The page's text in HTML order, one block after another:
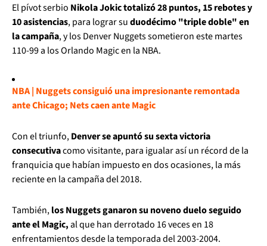
El pívot serbio Nikola Jokic totalizó 28 puntos, 15 rebotes y
10 asistencias, para lograr suduodécimo "triple doble" en
la campaña, y los Denver Nuggets sometieron este martes
110-99 a los Orlando Magic en la NBA.
NBA | Nuggets consiguió una impresionante remontada
ante Chicago; Nets caen ante Magic
Con el triunfo,Denver se apuntó su sexta victoria
consecutivacomo visitante, para igualar así un récord de la
franquicia que habían impuesto en dos ocasiones, la más
reciente en la campaña del 2018.
También,los Nuggets ganaron su noveno duelo seguido
ante el Magic,al que han derrotado 16 veces en 18
enfrentamientos desde la temporada del 2003-2004.